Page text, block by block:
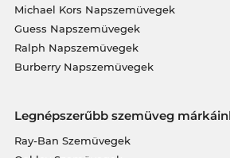
Michael Kors Napszemüvegek
Guess Napszemüvegek
Ralph Napszemüvegek
Burberry Napszemüvegek
Legnépszerűbb szemüveg
Ray-Ban Szemüvegek